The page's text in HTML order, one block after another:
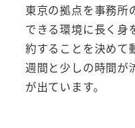
東京の拠点を事務所
できる環境に長く身
約することを決めて
週間と少しの時間が
が出ています。